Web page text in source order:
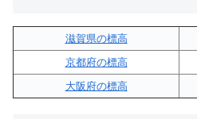
滋賀県の標高
京都府の標高
大阪府の標高